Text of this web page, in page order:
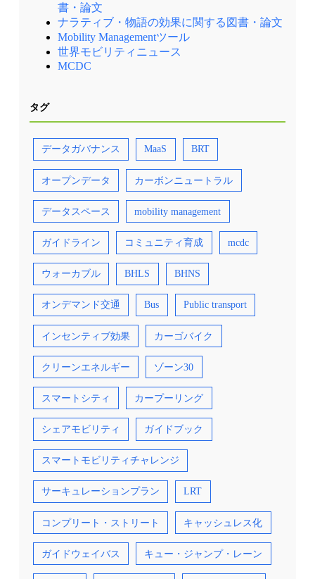
書・論文
ナラティブ・物語の効果に関する図書・論文
Mobility Managementツール
世界モビリティニュース
MCDC
タグ
データガバナンス MaaS BRT
オープンデータ カーボンニュートラル
データスペース mobility management
ガイドライン コミュニティ育成 mcdc
ウォーカブル BHLS BHNS
オンデマンド交通 Bus Public transport
インセンティブ効果 カーゴバイク
クリーンエネルギー ゾーン30
スマートシティ カープーリング
シェアモビリティ ガイドブック
スマートモビリティチャレンジ
サーキュレーションプラン LRT
コンプリート・ストリート キャッシュレス化
ガイドウェイバス キュー・ジャンプ・レーン